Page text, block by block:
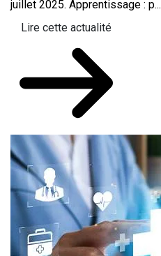
juillet 2025. Apprentissage : p...
Lire cette actualité